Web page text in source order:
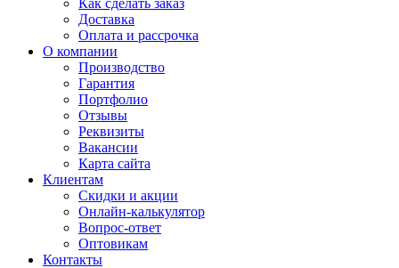
Как сделать заказ
Доставка
Оплата и рассрочка
О компании
Производство
Гарантия
Портфолио
Отзывы
Реквизиты
Вакансии
Карта сайта
Клиентам
Скидки и акции
Онлайн-калькулятор
Вопрос-ответ
Оптовикам
Контакты